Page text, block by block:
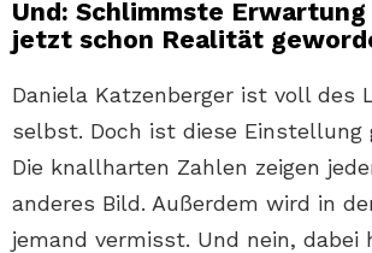
Und: Schlimmste
jetzt schon Realität
Daniela Katzenberger ist voll des
selbst. Doch ist diese
Die knallharten Zahlen zeigen
anderes Bild. Außerdem wird in
jemand vermisst. Und nein, dabei